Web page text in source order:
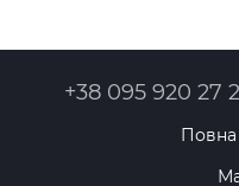
+38 095 920 27
Повна